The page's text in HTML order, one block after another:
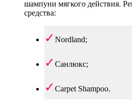
шампуни мягкого действия.
средства:
Nordland;
Санлюкс;
Carpet Shampoo.